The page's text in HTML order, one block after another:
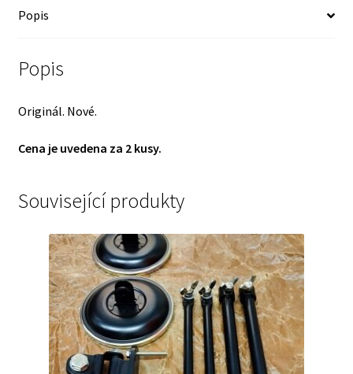
Popis
Popis
Originál. Nové.
Cena je uvedena za 2 kusy.
Související produkty